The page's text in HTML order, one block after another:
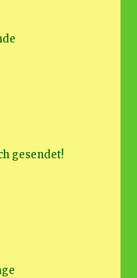
gesendet!